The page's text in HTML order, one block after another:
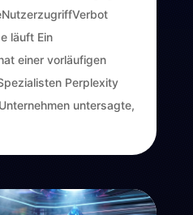
läuft Ein
einer vorläufigen
Perplexity
untersagte,